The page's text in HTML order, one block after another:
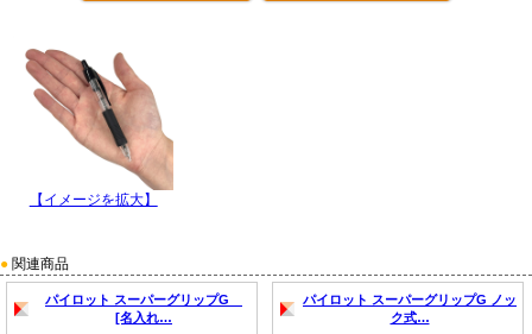
【イメージを拡大】
● 関連商品
パイロット スーパーグリップG
[名入れ…
パイロット スーパーグリップG ノッ
ク式…